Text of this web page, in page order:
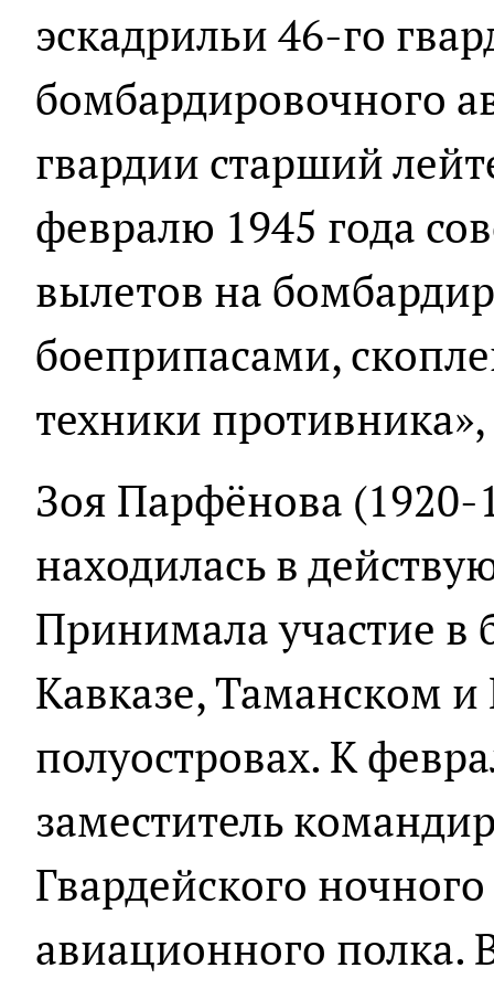
эскадрильи 46-го
бомбардировочного
гвардии старший
февралю 1945 года
вылетов на
боеприпасами,
техники
Зоя Парфёнова (1920-
находилась в
Принимала участие в
Кавказе, Таманском
полуостровах. К
заместитель
Гвардейского
авиационного полка.